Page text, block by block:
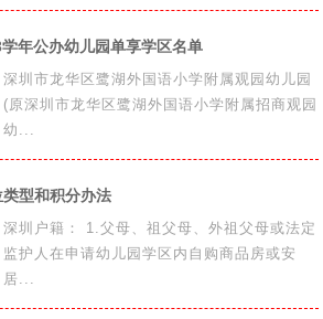
年公办幼儿园单享学区名单
深圳市龙华区鹭湖外国语小学附属观园幼儿园
(原深圳市龙华区鹭湖外国语小学附属招商观园
幼...
型和积分办法
深圳户籍： 1.父母、祖父母、外祖父母或法定
监护人在申请幼儿园学区内自购商品房或安
居...